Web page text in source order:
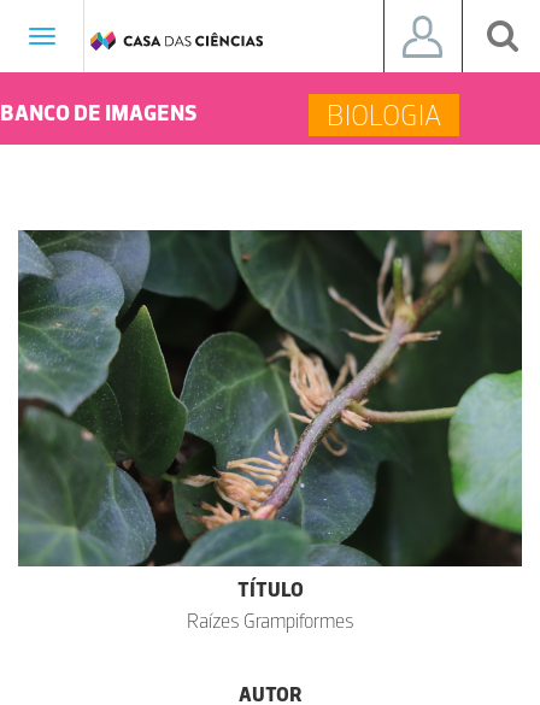
Toggle
BANCO DE IMAGENS BIOLOGIA
TÍTULO
Raízes Grampiformes
AUTOR